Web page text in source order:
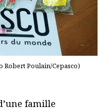
Robert Poulain/Cepasco)
famille